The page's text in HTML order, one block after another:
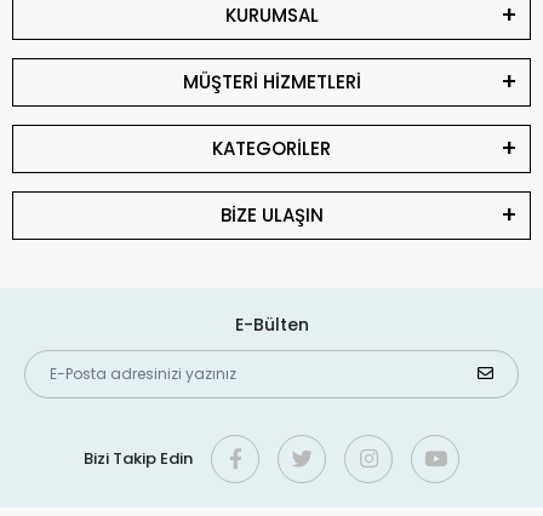
KURUMSAL
MÜŞTERİ HİZMETLERİ
KATEGORİLER
BİZE ULAŞIN
E-Bülten
Bizi Takip Edin